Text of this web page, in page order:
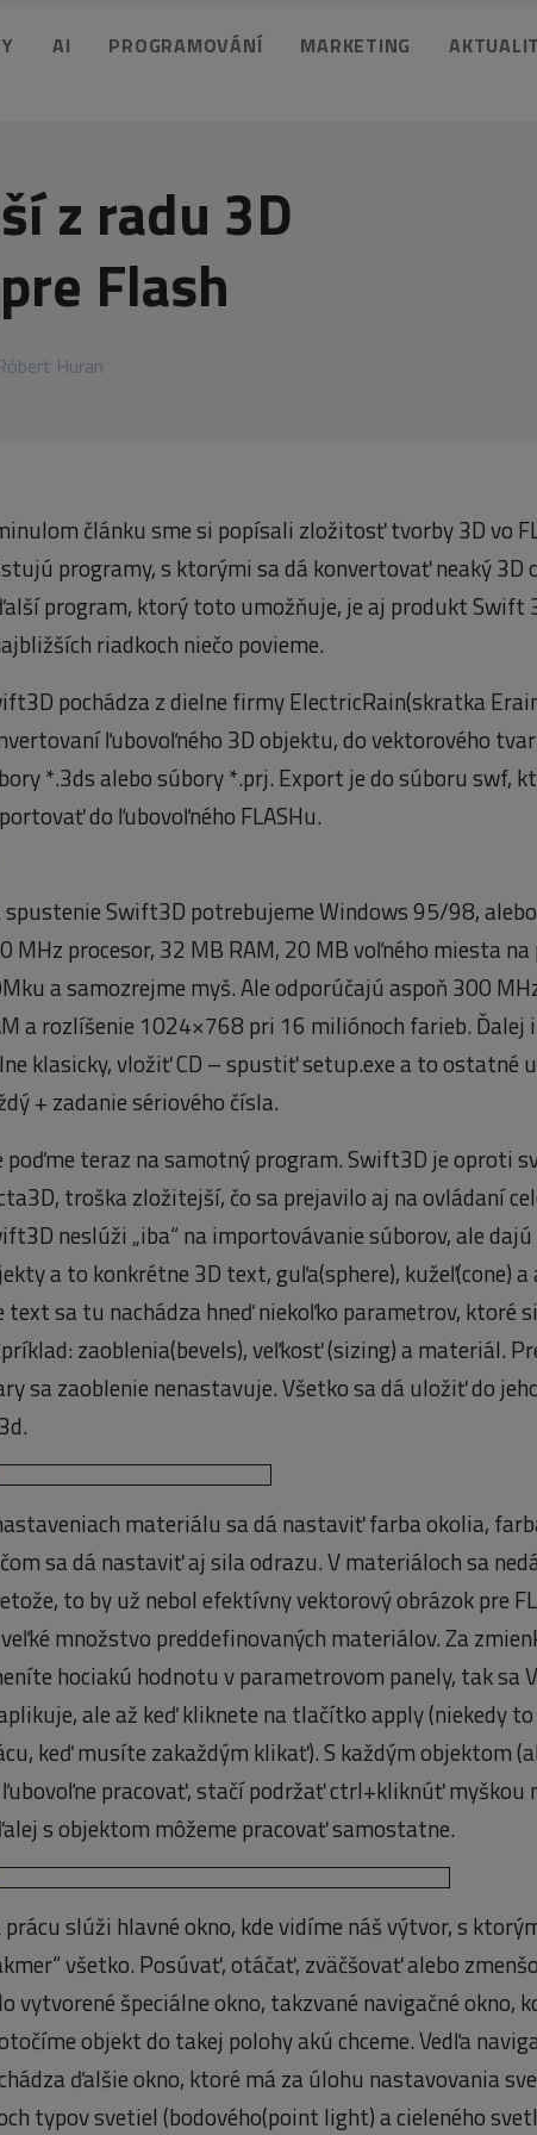
AI PROGRAMOVÁNÍ MARKETING
z radu 3D
Flash
Huran
článku sme si popísali zložitosť tvorby 3D vo
programy, s ktorými sa dá konvertovať neaký 3D
program, ktorý toto umožňuje, je aj produkt Swift
riadkoch niečo povieme.
pochádza z dielne firmy ElectricRain(skratka
ľubovoľného 3D objektu, do vektorového
*.3ds alebo súbory *.prj. Export je do súboru swf,
do ľubovoľného FLASHu.
spustenie Swift3D potrebujeme Windows 95/98,
MHz procesor, 32 MB RAM, 20 MB voľného miesta na
a samozrejme myš. Ale odporúčajú aspoň 300
a rozlíšenie 1024×768 pri 16 miliónoch farieb. Ďalej
klasicky, vložiť CD – spustiť setup.exe a to ostatné
+ zadanie sériového čísla.
poďme teraz na samotný program. Swift3D je oproti
troška zložitejší, čo sa prejavilo aj na ovládaní
neslúži „iba“ na importovávanie súborov, ale
a to konkrétne 3D text, guľa(sphere), kužeľ(cone)
text sa tu nachádza hneď niekoľko parametrov, ktoré
zaoblenia(bevels), veľkosť (sizing) a materiál.
sa zaoblenie nenastavuje. Všetko sa dá uložiť do
materiálu sa dá nastaviť farba okolia,
sa dá nastaviť aj sila odrazu. V materiáloch sa
to by už nebol efektívny vektorový obrázok pre
množstvo preddefinovaných materiálov. Za
hociakú hodnotu v parametrovom panely, tak sa
ale až keď kliknete na tlačítko apply (niekedy
keď musíte zakaždým klikať). S každým objektom
pracovať, stačí podržať ctrl+kliknúť myškou
s objektom môžeme pracovať samostatne.
prácu slúži hlavné okno, kde vidíme náš výtvor, s
všetko. Posúvať, otáčať, zväčšovať alebo
vytvorené špeciálne okno, takzvané navigačné okno,
objekt do takej polohy akú chceme. Vedľa
ďalšie okno, ktoré má za úlohu nastavovania
typov svetiel (bodového(point light) a cieleného